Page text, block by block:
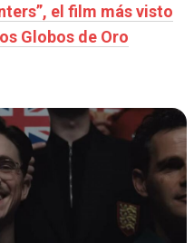
el film más visto
Globos de Oro